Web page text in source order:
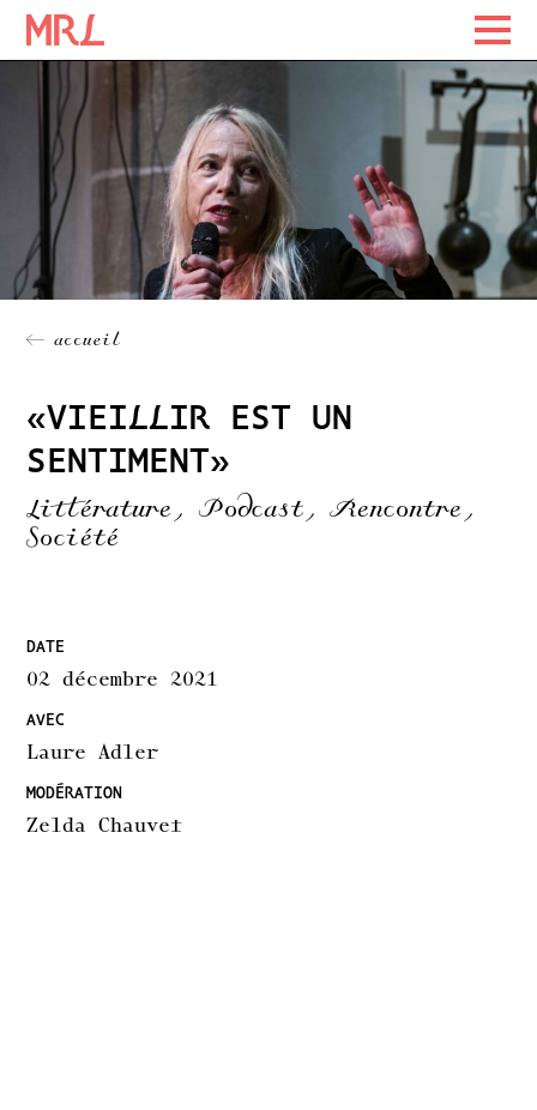
Maison Rousseau Littérature
Maison Rousseau Littérature
← accueil
«VIEILLIR EST UN
SENTIMENT»
Littérature, Podcast, Rencontre,
Société
DATE
02 décembre 2021
AVEC
Laure Adler
MODÉRATION
Zelda Chauvet